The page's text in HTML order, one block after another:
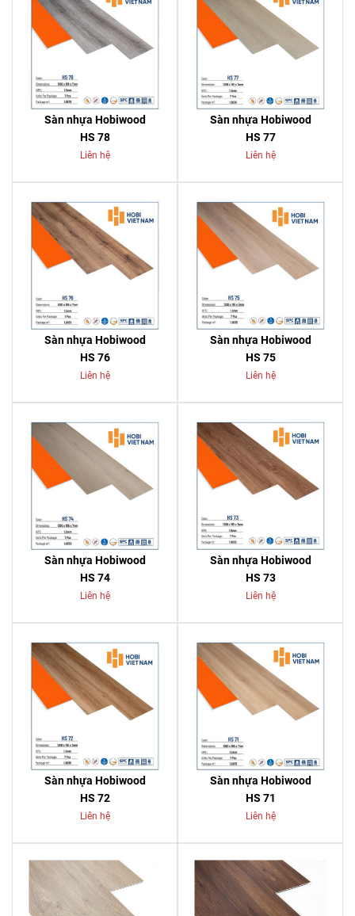
Sàn nhựa Hobiwood
HS 78
Liên hệ
Sàn nhựa Hobiwood
HS 77
Liên hệ
Sàn nhựa Hobiwood
HS 76
Liên hệ
Sàn nhựa Hobiwood
HS 75
Liên hệ
Sàn nhựa Hobiwood
HS 74
Liên hệ
Sàn nhựa Hobiwood
HS 73
Liên hệ
Sàn nhựa Hobiwood
HS 72
Liên hệ
Sàn nhựa Hobiwood
HS 71
Liên hệ